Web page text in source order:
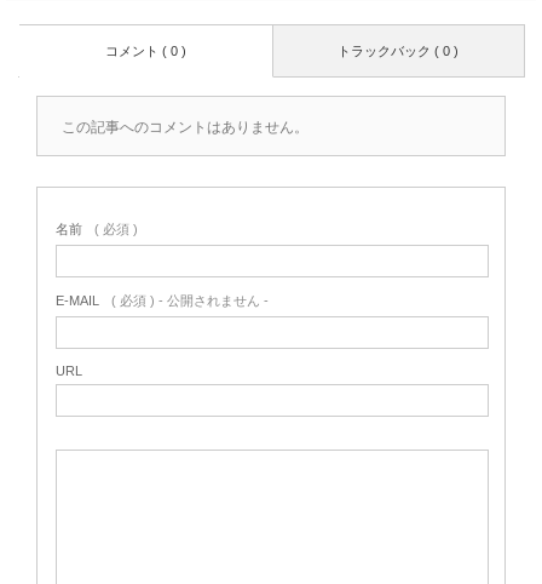
トラックバック ( 0 )
コメント ( 0 )
この記事へのコメントはありません。
名前 ( 必須 )
E-MAIL ( 必須 ) - 公開されません -
URL